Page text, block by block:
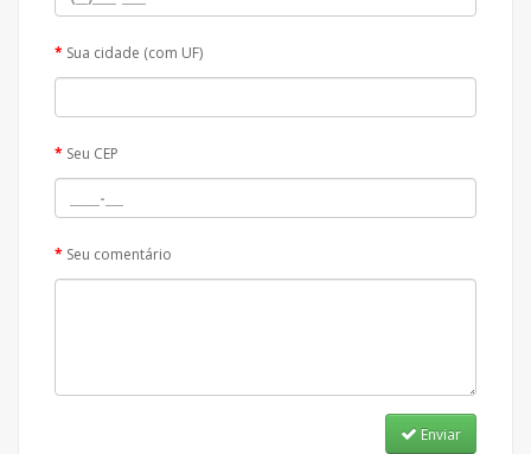
Sua cidade (com UF)
Seu CEP
Seu comentário
Enviar